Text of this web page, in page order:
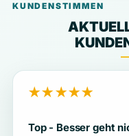
KUNDENSTIMMEN
★★★★★
Top - Besser geht nicht ! Nach dem